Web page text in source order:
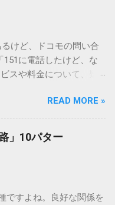
分するための手順と、
します。 墨汁を「排水
です。これらは非常に
、下水処理や配管維持
1. 環境への深刻な負荷
全に分解・除去するこ
続けると河川や海まで
を及ぼすリスクがあり
の粘度を保っている「膠
。特に築年数が経過した
けど、ドコモの問い合
に電話したけど、な
スや料金について、疑
話番号「151」ですよ
営業しているの？」「
業時間がわからず、な
れません。 この記事で
繋がりやすい時間帯、さ
をわかりやすく解説し
センター「151」の受付
READ MORE »
」10パター
ですよね。良好な関係を